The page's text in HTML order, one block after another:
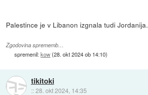
Palestince je v Libanon izgnala tudi Jordanija.
Zgodovina sprememb…
spremenil:kow(28. okt 2024 ob 14:10)
tikitoki
::28. okt 2024, 14:35